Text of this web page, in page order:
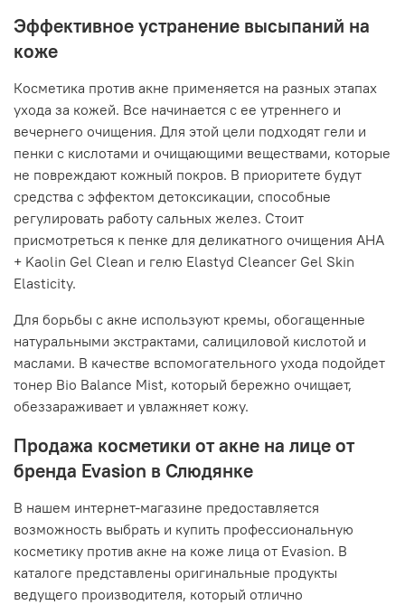
Эффективное устранение высыпаний на
коже
Косметика против акне применяется на разных этапах
ухода за кожей. Все начинается с ее утреннего и
вечернего очищения. Для этой цели подходят гели и
пенки с кислотами и очищающими веществами, которые
не повреждают кожный покров. В приоритете будут
средства с эффектом детоксикации, способные
регулировать работу сальных желез. Стоит
присмотреться к пенке для деликатного очищения AHA
+ Kaolin Gel Clean и гелю Elastyd Cleancer Gel Skin
Elasticity.
Для борьбы с акне используют кремы, обогащенные
натуральными экстрактами, салициловой кислотой и
маслами. В качестве вспомогательного ухода подойдет
тонер Bio Balance Mist, который бережно очищает,
обеззараживает и увлажняет кожу.
Продажа косметики от акне на лице от
бренда Evasion в Слюдянке
В нашем интернет-магазине предоставляется
возможность выбрать и купить профессиональную
косметику против акне на коже лица от Evasion. В
каталоге представлены оригинальные продукты
ведущего производителя, который отлично